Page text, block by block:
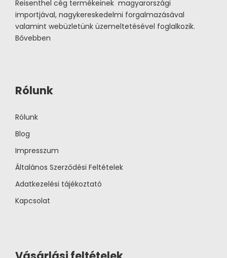
Reisenthel cég termékeinek magyarországi
importjával, nagykereskedelmi forgalmazásával
valamint webüzletünk üzemeltetésével foglalkozik.
Bővebben
Rólunk
Rólunk
Blog
Impresszum
Általános Szerződési Feltételek
Adatkezelési tájékoztató
Kapcsolat